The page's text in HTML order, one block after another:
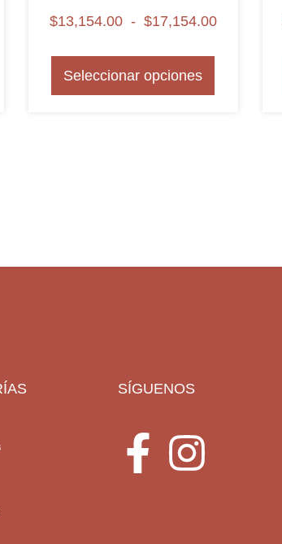
$13,154.00 - $17,154.00
Seleccionar opciones
SÍGUENOS